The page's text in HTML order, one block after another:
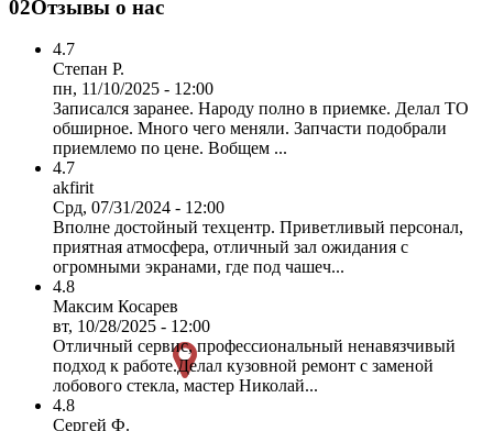
02Отзывы о нас
4.7
Степан Р.
пн, 11/10/2025 - 12:00
Записался заранее. Народу полно в приемке. Делал ТО
обширное. Много чего меняли. Запчасти подобрали
приемлемо по цене. Вобщем ...
4.7
akfirit
Срд, 07/31/2024 - 12:00
Вполне достойный техцентр. Приветливый персонал,
приятная атмосфера, отличный зал ожидания с
огромными экранами, где под чашеч...
4.8
Максим Косарев
вт, 10/28/2025 - 12:00
Отличный сервис, профессиональный ненавязчивый
подход к работе.Делал кузовной ремонт с заменой
лобового стекла, мастер Николай...
4.8
Сергей Ф.